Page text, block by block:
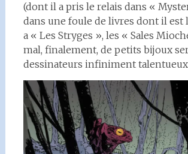
(dont il a pris le relais dans «
dans une foule de livres dont il est
a « Les Stryges », les « Sales
mal, finalement, de petits bijoux
dessinateurs infiniment